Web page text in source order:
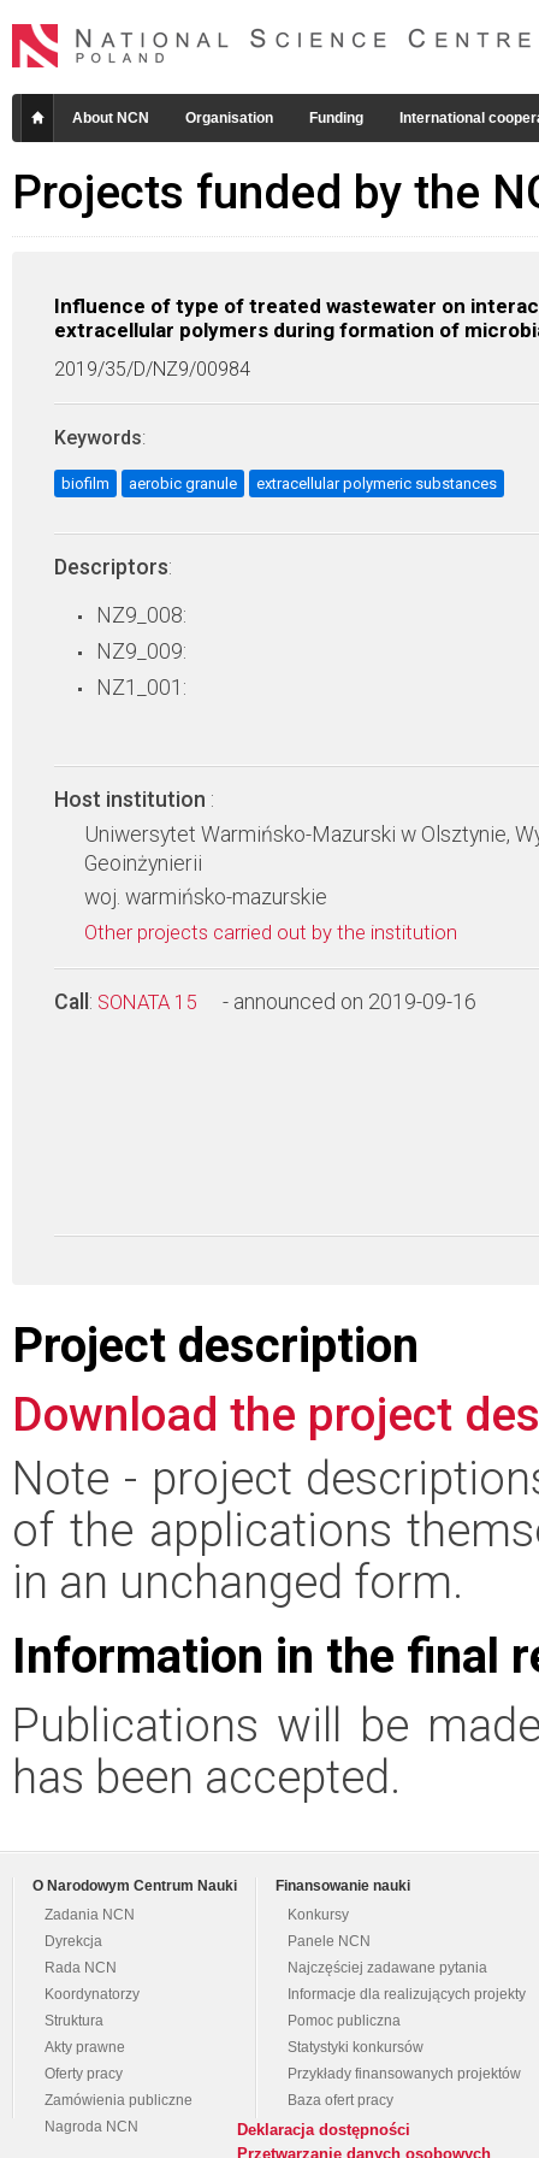
About NCN Organisation Funding International
Projects funded by the
Influence of type of treated wastewater on
extracellular polymers during formation of
2019/35/D/NZ9/00984
Keywords:
biofilm aerobic granule extracellular polymeric substances
Descriptors:
NZ9_008:
NZ9_009:
NZ1_001:
Host institution :
Uniwersytet Warmińsko-Mazurski w Olsztynie,
Geoinżynierii
woj. warmińsko-mazurskie
Other projects carried out by the institution
Call : SONATA 15 - announced on 2019-09-16
Project description
Download the project
Note - project
of the applications
in an unchanged form.
Information in the final
Publications will be
has been accepted.
O Narodowym Centrum Nauki
Zadania NCN
Dyrekcja
Rada NCN
Koordynatorzy
Struktura
Akty prawne
Oferty pracy
Zamówienia publiczne
Nagroda NCN
Finansowanie nauki
Konkursy
Panele NCN
Najczęściej zadawane pytania
Informacje dla realizujących projekty
Pomoc publiczna
Statystyki konkursów
Przykłady finansowanych projektów
Baza ofert pracy
Deklaracja dostępności
Przetwarzanie danych osobowych